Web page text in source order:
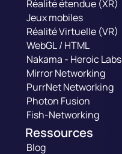
Réalité étendue (XR)
Jeux mobiles
Réalité Virtuelle (VR)
WebGL / HTML
Nakama - Heroic Labs
Mirror Networking
PurrNet Networking
Photon Fusion
Fish-Networking
Ressources
Blog